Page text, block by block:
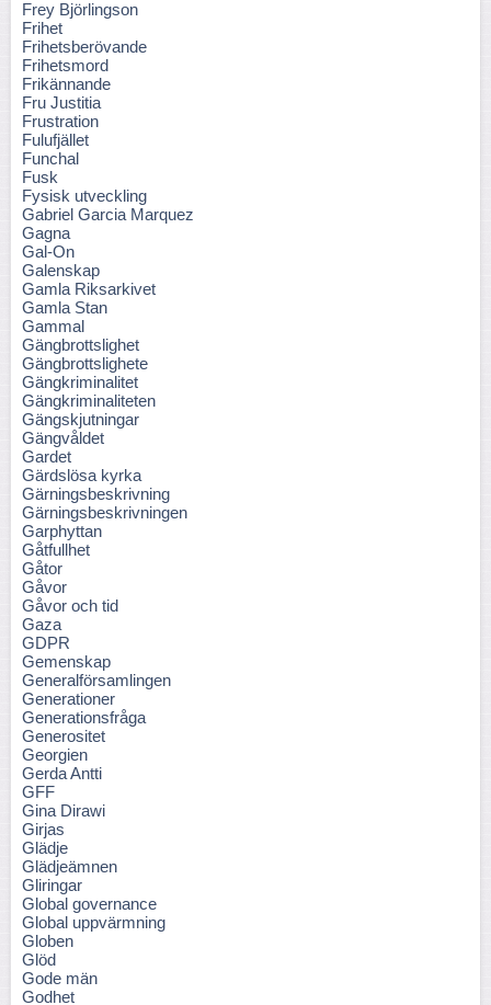
Frey Björlingson
Frihet
Frihetsberövande
Frihetsmord
Frikännande
Fru Justitia
Frustration
Fulufjället
Funchal
Fusk
Fysisk utveckling
Gabriel Garcia Marquez
Gagna
Gal-On
Galenskap
Gamla Riksarkivet
Gamla Stan
Gammal
Gängbrottslighet
Gängbrottslighete
Gängkriminalitet
Gängkriminaliteten
Gängskjutningar
Gängvåldet
Gardet
Gärdslösa kyrka
Gärningsbeskrivning
Gärningsbeskrivningen
Garphyttan
Gåtfullhet
Gåtor
Gåvor
Gåvor och tid
Gaza
GDPR
Gemenskap
Generalförsamlingen
Generationer
Generationsfråga
Generositet
Georgien
Gerda Antti
GFF
Gina Dirawi
Girjas
Glädje
Glädjeämnen
Gliringar
Global governance
Global uppvärmning
Globen
Glöd
Gode män
Godhet